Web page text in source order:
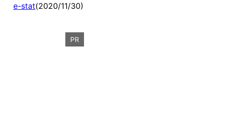
e-stat(2020/11/30)
PR